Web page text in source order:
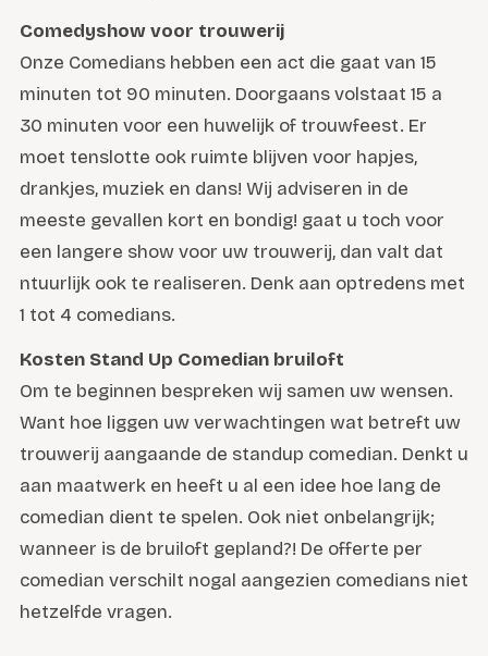
Comedyshow voor trouwerij
Onze Comedians hebben een act die gaat van 15
minuten tot 90 minuten. Doorgaans volstaat 15 a
30 minuten voor een huwelijk of trouwfeest. Er
moet tenslotte ook ruimte blijven voor hapjes,
drankjes, muziek en dans! Wij adviseren in de
meeste gevallen kort en bondig! gaat u toch voor
een langere show voor uw trouwerij, dan valt dat
ntuurlijk ook te realiseren. Denk aan optredens met
1 tot 4 comedians.
Kosten Stand Up Comedian bruiloft
Om te beginnen bespreken wij samen uw wensen.
Want hoe liggen uw verwachtingen wat betreft uw
trouwerij aangaande de standup comedian. Denkt u
aan maatwerk en heeft u al een idee hoe lang de
comedian dient te spelen. Ook niet onbelangrijk;
wanneer is de bruiloft gepland?! De offerte per
comedian verschilt nogal aangezien comedians niet
hetzelfde vragen.